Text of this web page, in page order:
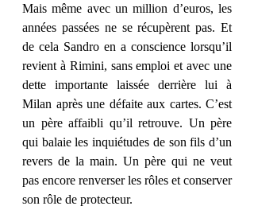
Mais même avec un million d’euros, les
années passées ne se récupèrent pas. Et
de cela Sandro en a conscience lorsqu’il
revient à Rimini, sans emploi et avec une
dette importante laissée derrière lui à
Milan après une défaite aux cartes. C’est
un père affaibli qu’il retrouve. Un père
qui balaie les inquiétudes de son fils d’un
revers de la main. Un père qui ne veut
pas encore renverser les rôles et conserver
son rôle de protecteur.